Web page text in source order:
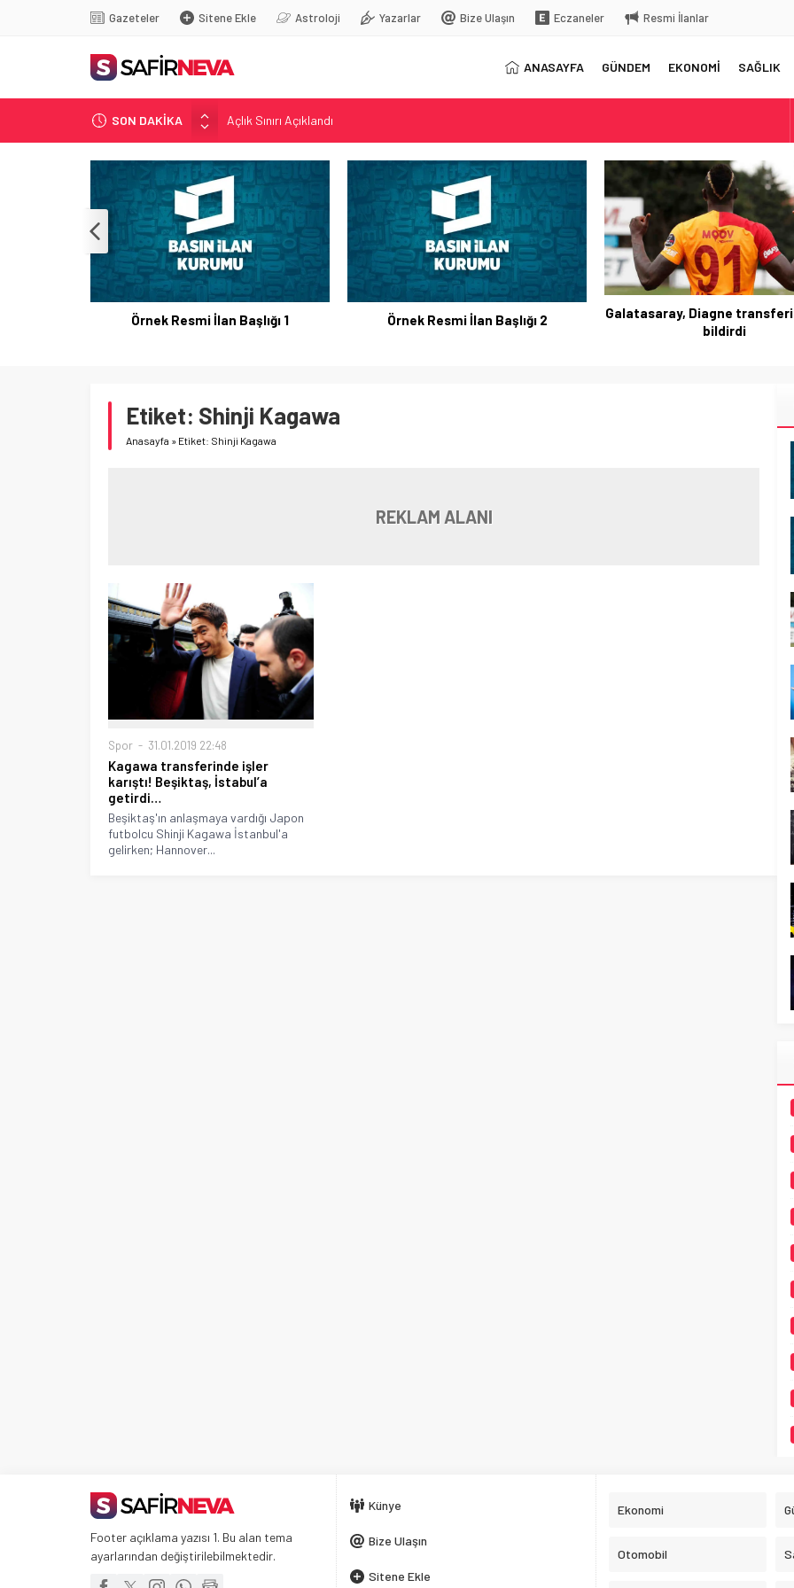
Gazeteler Sitene Ekle Astroloji Yazarlar Bize Ulaşın Eczaneler Resmi İlanlar
ANASAYFA GÜNDEM EKONOMİ SAĞLIK
SON DAKİKA
Açlık Sınırı Açıklandı
Öğretmenlere Kötü Haber
FETÖ’nün kritik ismi tutuklandı
Son dakika… İstanbul’da trafik felç
Yunanistan Başbakanı Çipras Türkiye’ye gelecek
Örnek Resmi İlan Başlığı 1 Örnek Resmi İlan Başlığı 2
Galatasaray, Diagne
bildirdi
Etiket: Shinji Kagawa
Anasayfa » Etiket: Shinji Kagawa
REKLAM ALANI
Spor 31.01.2019 22:48
Kagawa transferinde işler
karıştı! Beşiktaş, İstabul’a
getirdi…
Beşiktaş'ın anlaşmaya vardığı Japon
futbolcu Shinji Kagawa İstanbul'a
gelirken; Hannover...
Footer açıklama yazısı 1. Bu alan tema
ayarlarından değiştirilebilmektedir.
Künye
Bize Ulaşın
Sitene Ekle
Ekonomi
Otomobil